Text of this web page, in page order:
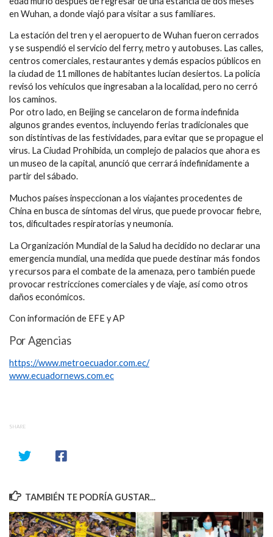
en Wuhan, a donde viajó para visitar a sus familiares.
La estación del tren y el aeropuerto de Wuhan fueron cerrados
y se suspendió el servicio del ferry, metro y autobuses. Las calles,
centros comerciales, restaurantes y demás espacios públicos en
la ciudad de 11 millones de habitantes lucían desiertos. La policía
revisó los vehículos que ingresaban a la localidad, pero no cerró
los caminos.
Por otro lado, en Beijing se cancelaron de forma indefinida
algunos grandes eventos, incluyendo ferias tradicionales que
son distintivas de las festividades, para evitar que se propague el
virus. La Ciudad Prohibida, un complejo de palacios que ahora es
un museo de la capital, anunció que cerrará indefinidamente a
partir del sábado.
Muchos países inspeccionan a los viajantes procedentes de
China en busca de síntomas del virus, que puede provocar fiebre,
tos, dificultades respiratorias y neumonía.
La Organización Mundial de la Salud ha decidido no declarar una
emergencia mundial, una medida que puede destinar más fondos
y recursos para el combate de la amenaza, pero también puede
provocar restricciones comerciales y de viaje, así como otros
daños económicos.
Con información de EFE y AP
Por Agencias
https://www.metroecuador.com.ec/
www.ecuadornews.com.ec
SHARE
TAMBIÉN TE PODRÍA GUSTAR...